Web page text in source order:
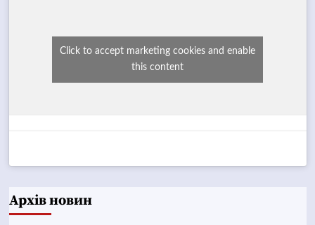
Click to accept marketing cookies and enable
this content
Архів новин